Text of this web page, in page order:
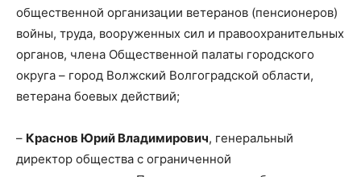
общественной организации ветеранов (пенсионеров)
войны, труда, вооруженных сил и правоохранительных
органов, члена Общественной палаты городского
округа – город Волжский Волгоградской области,
ветерана боевых действий;
– Краснов Юрий Владимирович, генеральный
директор общества с ограниченной